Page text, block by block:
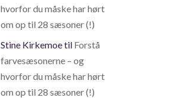
hvorfor du måske har hørt
om op til 28 sæsoner (!)
Stine Kirkemoetil Forstå
farvesæsonerne – og
hvorfor du måske har hørt
om op til 28 sæsoner (!)